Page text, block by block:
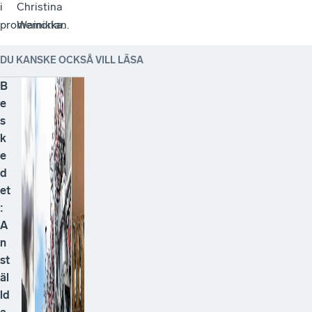
i
promemorian.
Christina
Wainikka.
DU KANSKE OCKSÅ VILL LÄSA
B
e
s
k
e
d
et
:
A
n
st
äl
ld